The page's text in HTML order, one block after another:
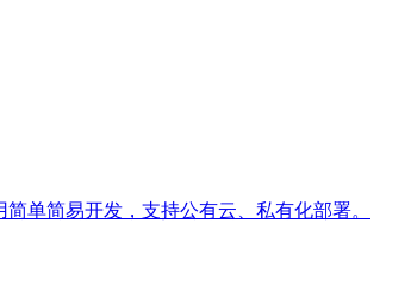
单简易开发，支持公有云、私有化部署。